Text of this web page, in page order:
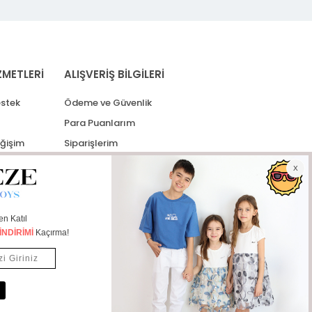
ALIŞVERİŞ BİLGİLERİ
Ödeme ve Güvenlik
Para Puanlarım
Siparişlerim